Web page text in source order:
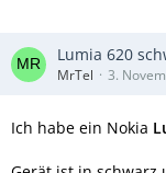
Lumia 620
MrTel 3.
Ich habe ein Nokia